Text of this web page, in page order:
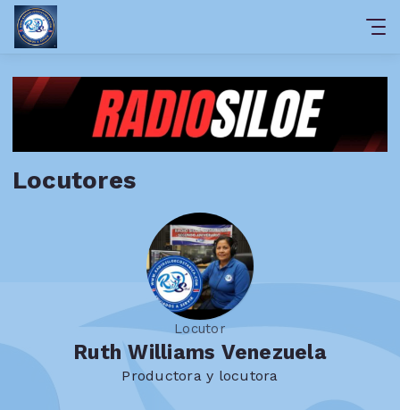
Locutores
Locutor
Ruth Williams Venezuela
Productora y locutora